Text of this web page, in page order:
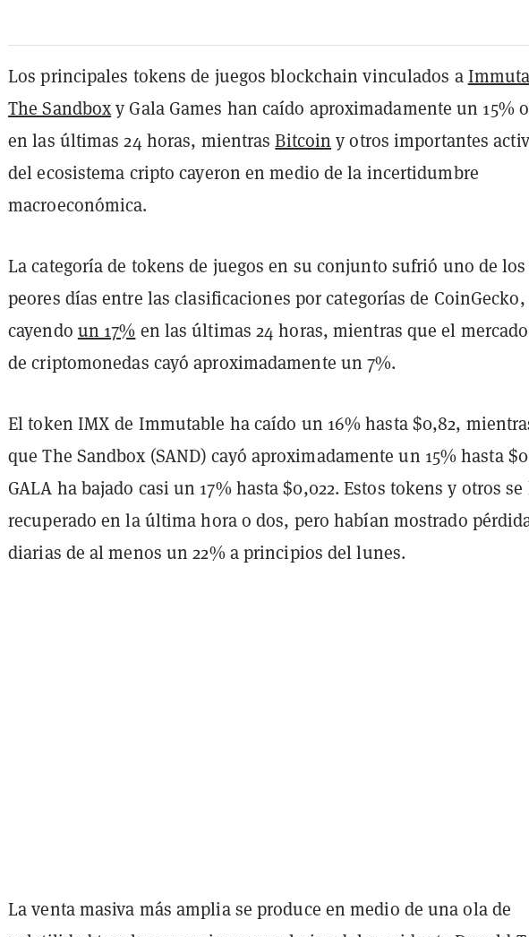
Los principales tokens de juegos blockchain vinculados a
The Sandboxy Gala Games han caído aproximadamente un 15%
en las últimas 24 horas, mientrasBitcoin y otros importantes
del ecosistema cripto cayeron en medio de la incertidumbre
macroeconómica.
La categoría de tokens de juegos en su conjunto sufrió uno de los
peores días entre las clasificaciones por categorías de CoinGecko,
cayendo un 17% en las últimas 24 horas, mientras que el
de criptomonedas cayó aproximadamente un 7%.
El token IMX de Immutable ha caído un 16% hasta $0,82,
que The Sandbox (SAND) cayó aproximadamente un 15% hasta
GALA ha bajado casi un 17% hasta $0,022. Estos tokens y otros se
recuperado en la última hora o dos, pero habían mostrado
diarias de al menos un 22% a principios del lunes.
La venta masiva más amplia se produce en medio de una ola de